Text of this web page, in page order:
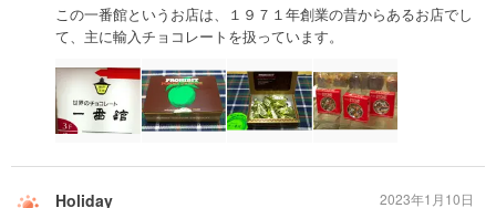
この一番館というお店は、１９７１年創業の昔からあるお店でし
て、主に輸入チョコレートを扱っています。
Holiday 2023年1月10日